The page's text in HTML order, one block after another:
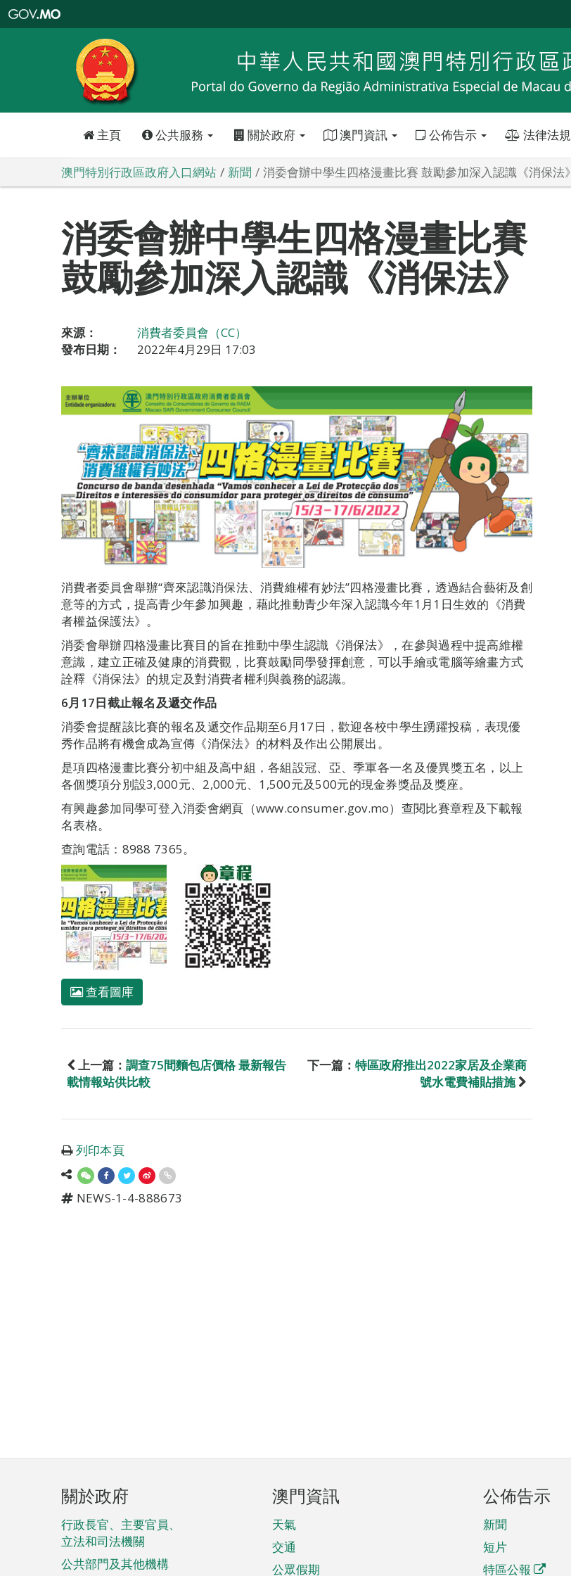
特
政
區
政
口
主頁 公共服務 關於政府 澳門資訊 公佈告示 法律法規
澳門特別行政區政府入口網站 新聞 消委會辦中學生四格漫畫比賽 鼓勵參加深入認識《消保法》
消委會辦中學生四格漫畫比賽
鼓勵參加深入認識《消保法》
來源：
消費者委員會（CC）
發布日期：
2022年4月29日 17:03
消費者委員會舉辦“齊來認識消保法、消費維權有妙法”四格漫畫比賽，透過結合藝術及創
意等的方式，提高青少年參加興趣，藉此推動青少年深入認識今年1月1日生效的《消費
者權益保護法》。
消委會舉辦四格漫畫比賽目的旨在推動中學生認識《消保法》，在參與過程中提高維權
意識，建立正確及健康的消費觀，比賽鼓勵同學發揮創意，可以手繪或電腦等繪畫方式
詮釋《消保法》的規定及對消費者權利與義務的認識。
6月17日截止報名及遞交作品
消委會提醒該比賽的報名及遞交作品期至6月17日，歡迎各校中學生踴躍投稿，表現優
秀作品將有機會成為宣傳《消保法》的材料及作出公開展出。
是項四格漫畫比賽分初中組及高中組，各組設冠、亞、季軍各一名及優異獎五名，以上
各個獎項分別設3,000元、2,000元、1,500元及500元的現金券獎品及獎座。
有興趣參加同學可登入消委會網頁（www.consumer.gov.mo）查閱比賽章程及下載報
名表格。
查詢電話：8988 7365。
查看圖庫
上一篇： 調查75間麵包店價格 最新報告
載情報站供比較
下一篇： 特區政府推出2022家居及企業商
號水電費補貼措施
列印本頁
NEWS-1-4-888673
頁
腳
菜
單
關於政府
行政長官、主要官員、
立法和司法機關
公共部門及其他機構
澳門資訊
天氣
交通
公眾假期
公佈告示
新聞
短片
特區公報